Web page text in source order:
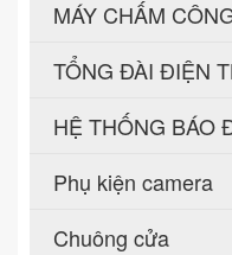
MÁY CHẤM
TỔNG ĐÀI ĐIỆN
HỆ THỐNG BÁO
Phụ kiện camera
Chuông cửa